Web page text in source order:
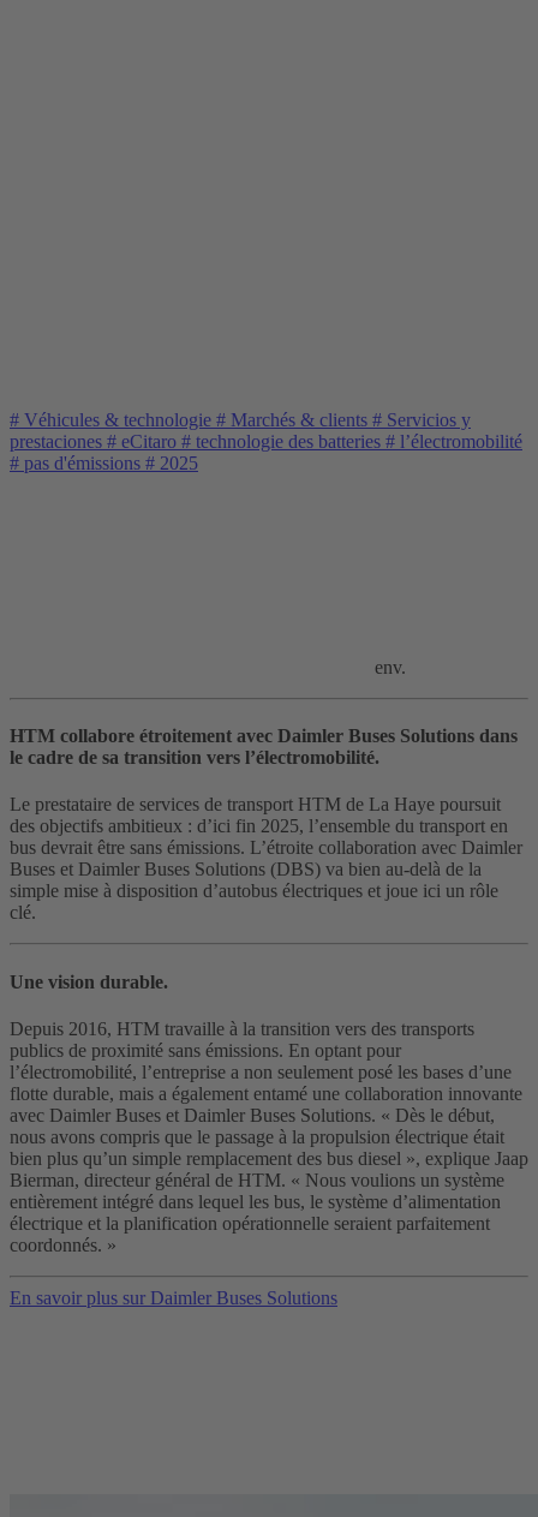
# Véhicules & technologie # Marchés & clients # Servicios y
prestaciones # eCitaro # technologie des batteries # l’électromobilité
# pas d'émissions # 2025
env.
HTM collabore étroitement avec Daimler Buses Solutions dans
le cadre de sa transition vers l’électromobilité.
Le prestataire de services de transport HTM de La Haye poursuit
des objectifs ambitieux : d’ici fin 2025, l’ensemble du transport en
bus devrait être sans émissions. L’étroite collaboration avec Daimler
Buses et Daimler Buses Solutions (DBS) va bien au-delà de la
simple mise à disposition d’autobus électriques et joue ici un rôle
clé.
Une vision durable.
Depuis 2016, HTM travaille à la transition vers des transports
publics de proximité sans émissions. En optant pour
l’électromobilité, l’entreprise a non seulement posé les bases d’une
flotte durable, mais a également entamé une collaboration innovante
avec Daimler Buses et Daimler Buses Solutions. « Dès le début,
nous avons compris que le passage à la propulsion électrique était
bien plus qu’un simple remplacement des bus diesel », explique Jaap
Bierman, directeur général de HTM. « Nous voulions un système
entièrement intégré dans lequel les bus, le système d’alimentation
électrique et la planification opérationnelle seraient parfaitement
coordonnés. »
En savoir plus sur Daimler Buses Solutions